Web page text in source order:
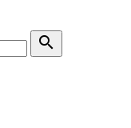
search